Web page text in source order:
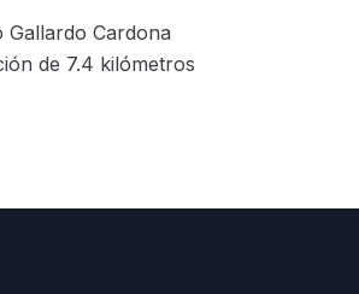
Gallardo Cardona
de 7.4 kilómetros